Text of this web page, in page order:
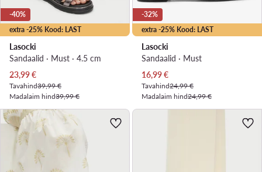
extra -25% Kood: LAST
-40%
Lasocki
Sandaalid · Must · 4.5 cm
Praegune hind
23,99€
Tavahind39,99 €
Madalaim hind39,99 €
extra -25% Kood: LAST
-32%
Lasocki
Sandaalid · Must
Praegune hind
16,99€
Tavahind24,99 €
Madalaim hind24,99 €